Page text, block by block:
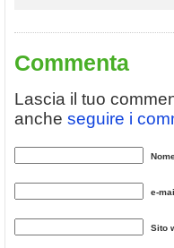
Commenta
Lascia il tuo
anche seguire i
e-
Sito